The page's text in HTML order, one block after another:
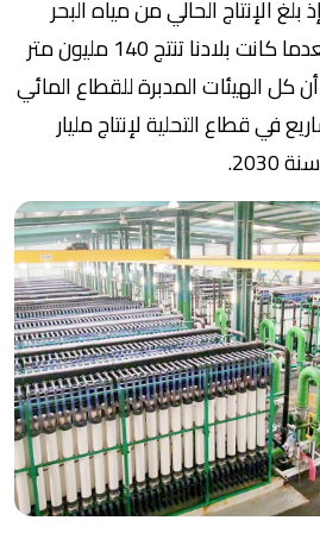
بلغ الإنتاج الحالي من مياه البحر
190 مليون متر مكعب بعدما كانت بلادنا تنتج 140 مليون متر
مبرزا أن كل الهيئات المدبرة للقطاع المائي
في قطاع التحلية لإنتاج مليار